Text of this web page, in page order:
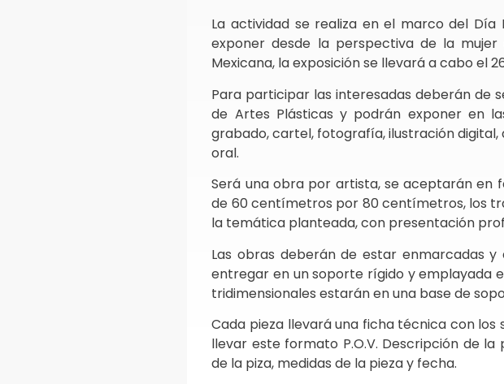
La actividad se realiza en el marco del
exponer desde la perspectiva de la
Mexicana, la exposición se llevará a cabo el
Para participar las interesadas deberán de
de Artes Plásticas y podrán exponer en
grabado, cartel, fotografía, ilustración
oral.
Será una obra por artista, se aceptarán en
de 60 centímetros por 80 centímetros, los
la temática planteada, con presentación
Las obras deberán de estar enmarcadas
entregar en un soporte rígido y emplayada
tridimensionales estarán en una base de
Cada pieza llevará una ficha técnica con
llevar este formato P.O.V. Descripción de
de la piza, medidas de la pieza y fecha.